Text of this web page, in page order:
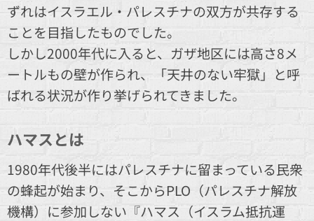
ずれはイスラエル・パレスチナの双方が共存する
ことを目指したものでした。
しかし2000年代に入ると、ガザ地区には高さ8メ
ートルもの壁が作られ、「天井のない牢獄」と呼
ばれる状況が作り挙げられてきました。
ハマスとは
1980年代後半にはパレスチナに留まっている民衆
の蜂起が始まり、そこからPLO（パレスチナ解放
機構）に参加しない『ハマス（イスラム抵抗運